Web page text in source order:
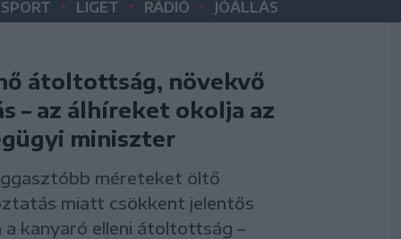
SPORT • LIGET • RÁDIÓ • JÓÁLLÁS
átoltottság, növekvő
– az álhíreket okolja az
miniszter
méreteket öltő
miatt csökkent jelentős
a kanyaró elleni átoltottság –